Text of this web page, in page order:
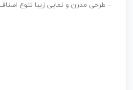
– طرحی مدرن و نمایی زیبا تنوع اصناف